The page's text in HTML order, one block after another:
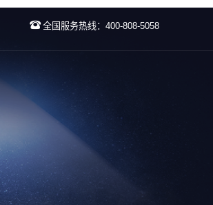
全国服务热线：400-808-5058